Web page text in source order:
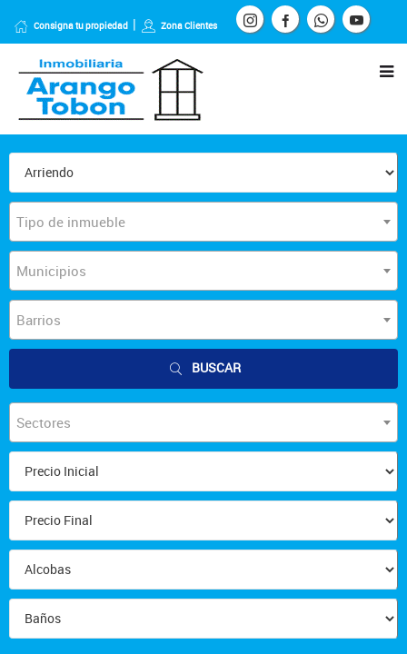
Consigna tu propiedad Zona Clientes
Tipo de inmueble
Municipios
Barrios
BUSCAR
Sectores